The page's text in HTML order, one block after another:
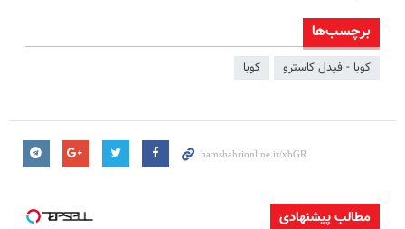
برچسب‌ها
کوبا - فیدل کاسترو کوبا
مطالب پیشنهادی